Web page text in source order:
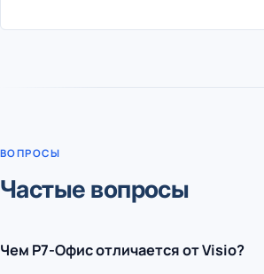
ВОПРОСЫ
Частые вопросы
Чем Р7-Офис отличается от Visio?